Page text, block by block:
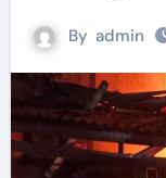
By admin